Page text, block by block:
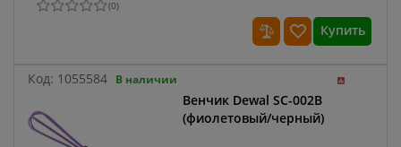
(0)
Купить
Код: 1055584 В наличии
Венчик Dewal SC-002B
(фиолетовый/черный)